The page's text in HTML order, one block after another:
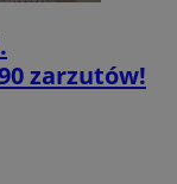
zarzutów!